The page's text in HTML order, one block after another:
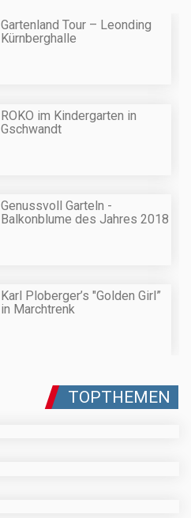
Gartenland Tour – Leonding
Kürnberghalle
ROKO im Kindergarten in
Gschwandt
Genussvoll Garteln -
Balkonblume des Jahres 2018
Karl Ploberger’s "Golden Girl”
in Marchtrenk
TOPTHEMEN